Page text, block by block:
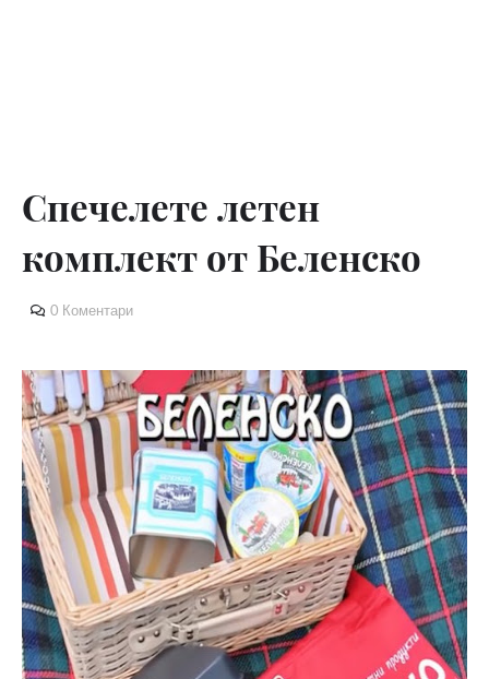
Спечелете летен
комплект от Беленско
0 Коментари